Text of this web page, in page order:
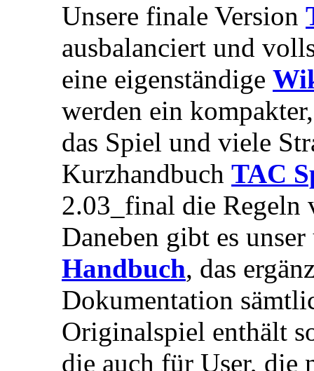
Unsere finale Version
ausbalanciert und
eine eigenständige
werden ein
das Spiel und viele
Kurzhandbuch TAC
2.03_final die Regeln
Daneben gibt es
Handbuch, das
Dokumentation
Originalspiel enthält
die auch für User, die